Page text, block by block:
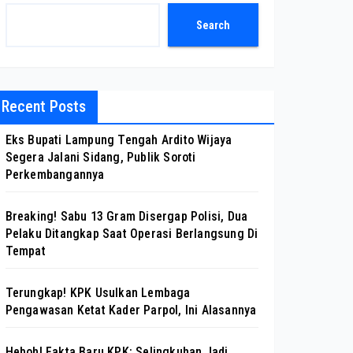
Search
Recent Posts
Eks Bupati Lampung Tengah Ardito Wijaya
Segera Jalani Sidang, Publik Soroti
Perkembangannya
Breaking! Sabu 13 Gram Disergap Polisi, Dua
Pelaku Ditangkap Saat Operasi Berlangsung Di
Tempat
Terungkap! KPK Usulkan Lembaga
Pengawasan Ketat Kader Parpol, Ini Alasannya